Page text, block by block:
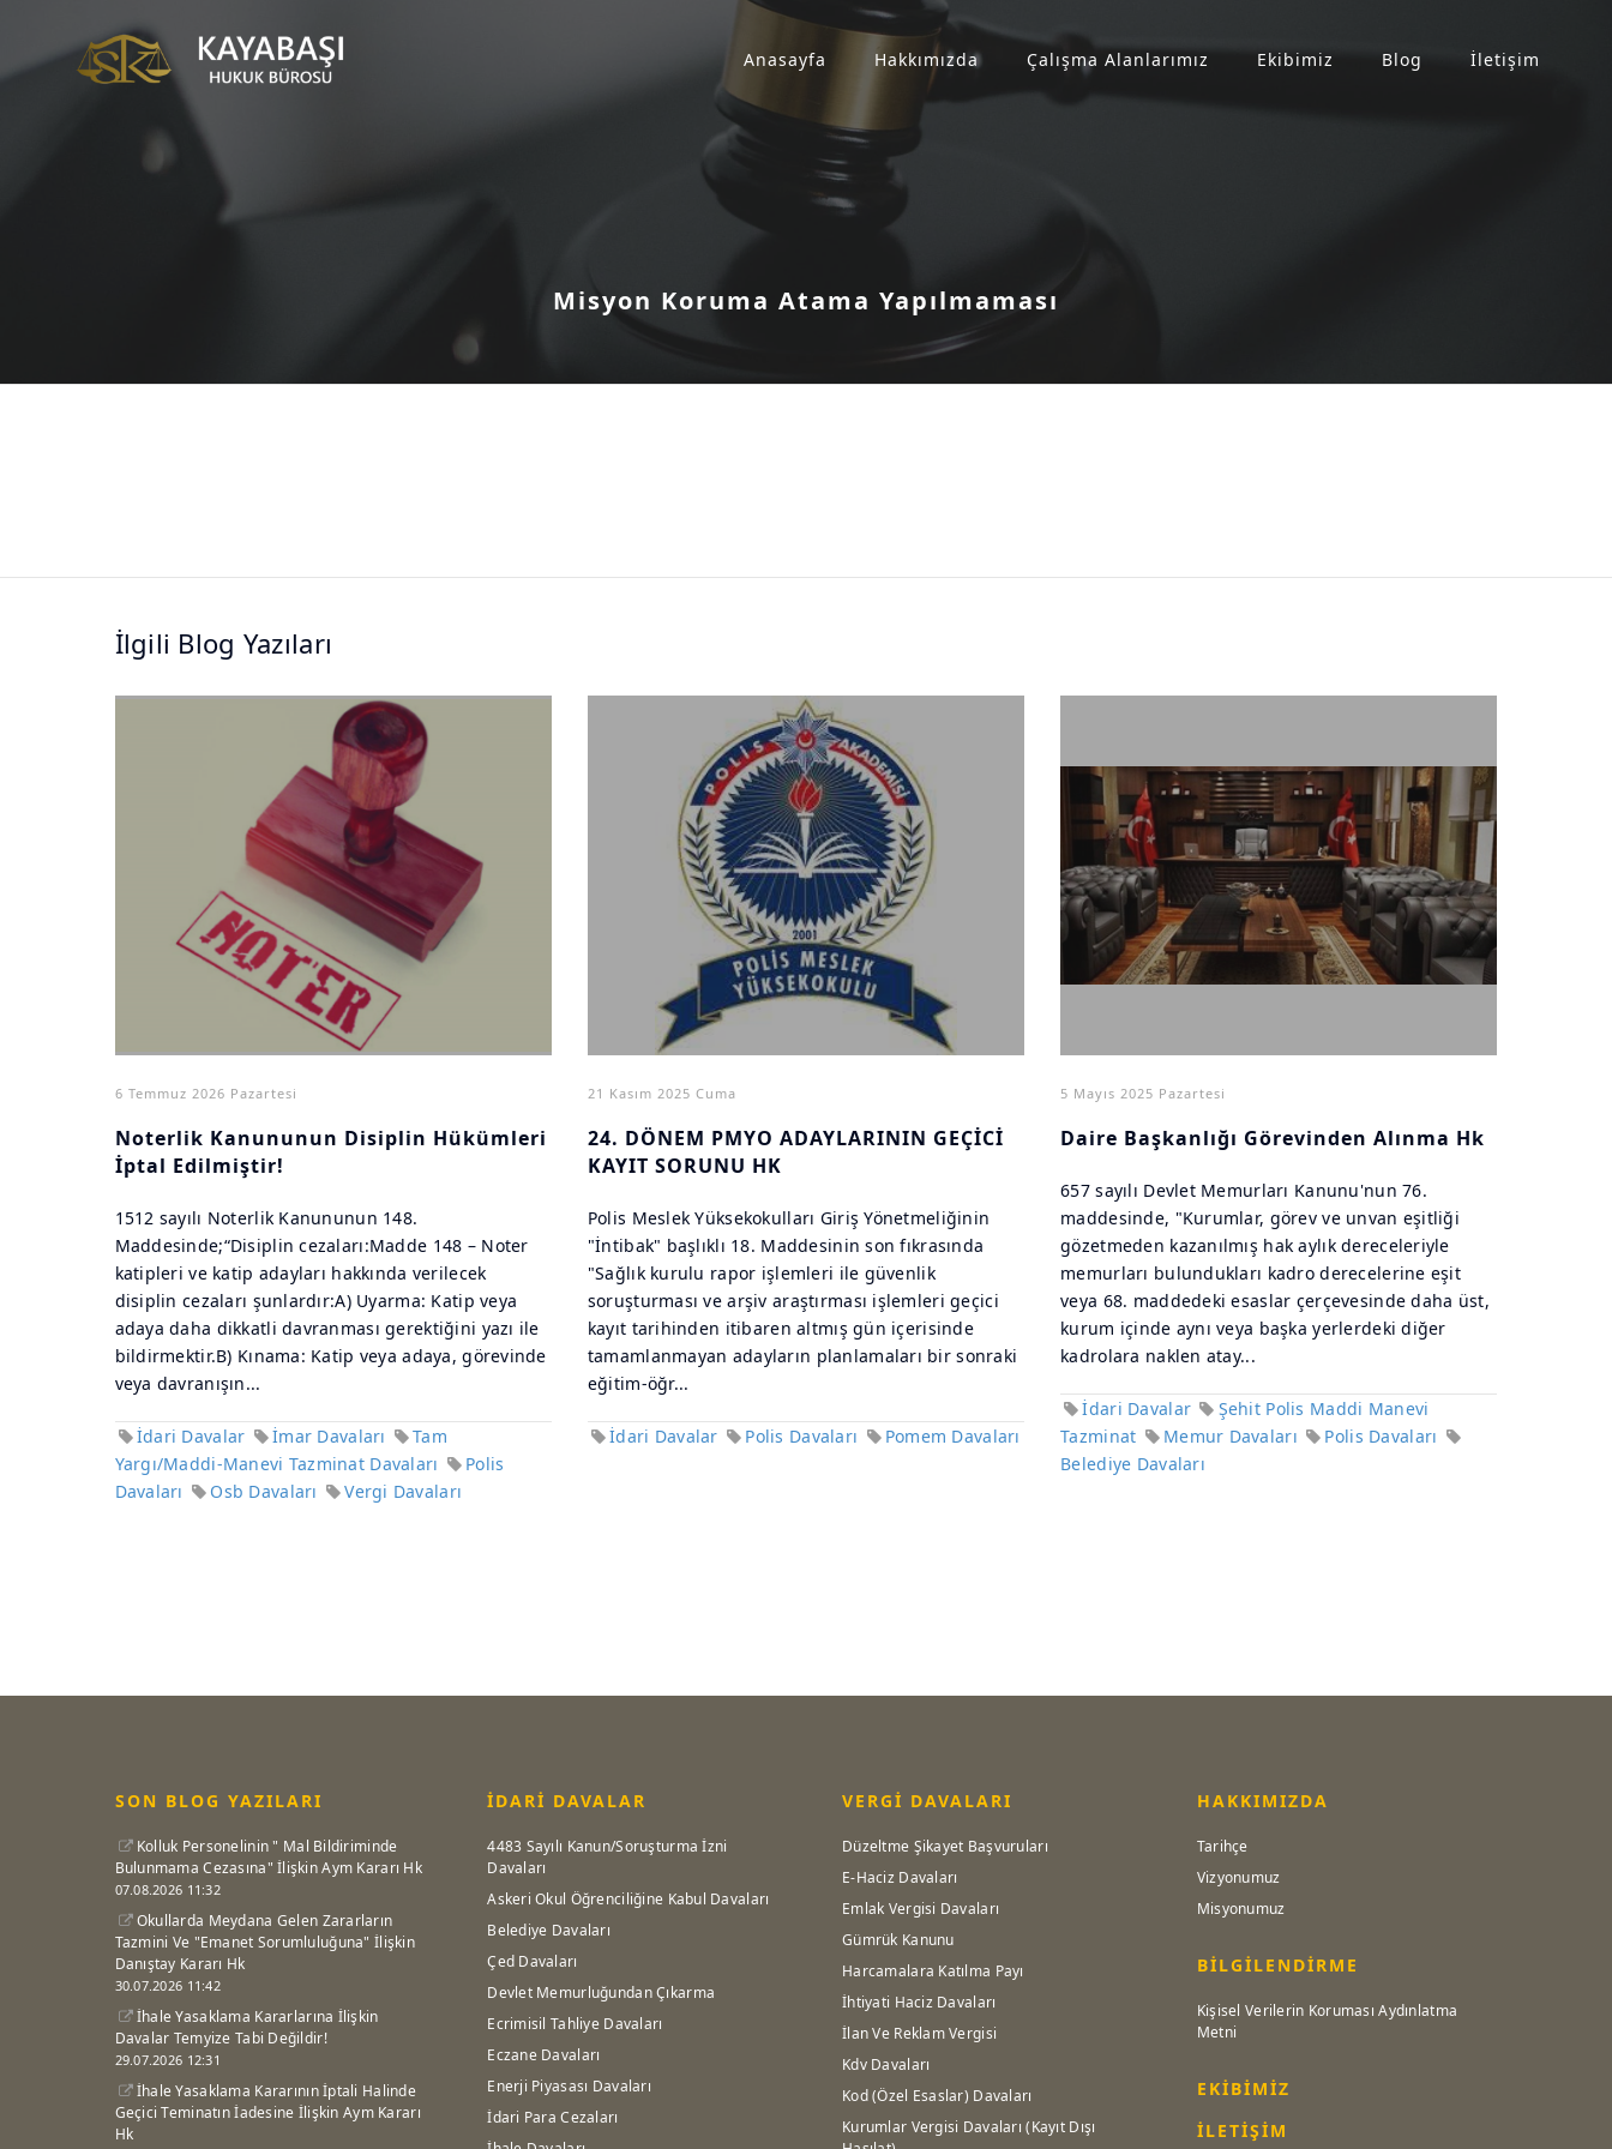
Anasayfa Hakkımızda Çalışma Alanlarımız Ekibimiz Blog İletişim
Misyon Koruma Atama Yapılmaması
İlgili Blog Yazıları
6 Temmuz 2026 Pazartesi
Noterlik Kanununun Disiplin Hükümleri
İptal Edilmiştir!
1512 sayılı Noterlik Kanununun 148.
Maddesinde;“Disiplin cezaları:Madde 148 – Noter
katipleri ve katip adayları hakkında verilecek
disiplin cezaları şunlardır:A) Uyarma: Katip veya
adaya daha dikkatli davranması gerektiğini yazı ile
bildirmektir.B) Kınama: Katip veya adaya, görevinde
veya davranışın...
İdari Davalar İmar Davaları
Tam
Yargı/Maddi-Manevi Tazminat Davaları
Polis
Davaları
Osb Davaları Vergi Davaları
21 Kasım 2025 Cuma
24. DÖNEM PMYO ADAYLARININ GEÇİCİ
KAYIT SORUNU HK
Polis Meslek Yüksekokulları Giriş Yönetmeliğinin
"İntibak" başlıklı 18. Maddesinin son fıkrasında
"Sağlık kurulu rapor işlemleri ile güvenlik
soruşturması ve arşiv araştırması işlemleri geçici
kayıt tarihinden itibaren altmış gün içerisinde
tamamlanmayan adayların planlamaları bir sonraki
eğitim-öğr...
İdari Davalar Polis Davaları Pomem Davaları
5 Mayıs 2025 Pazartesi
Daire Başkanlığı Görevinden Alınma Hk
657 sayılı Devlet Memurları Kanunu'nun 76.
maddesinde, "Kurumlar, görev ve unvan eşitliği
gözetmeden kazanılmış hak aylık dereceleriyle
memurları bulundukları kadro derecelerine eşit
veya 68. maddedeki esaslar çerçevesinde daha üst,
kurum içinde aynı veya başka yerlerdeki diğer
kadrolara naklen atay...
İdari Davalar
Şehit Polis Maddi Manevi
Tazminat
Memur Davaları
Polis Davaları
Belediye Davaları
SON BLOG YAZILARI
Kolluk Personelinin " Mal Bildiriminde
Bulunmama Cezasına" İlişkin Aym Kararı Hk
07.08.2026 11:32
Okullarda Meydana Gelen Zararların
Tazmini Ve "Emanet Sorumluluğuna" İlişkin
Danıştay Kararı Hk
30.07.2026 11:42
İhale Yasaklama Kararlarına İlişkin
Davalar Temyize Tabi Değildir!
29.07.2026 12:31
İhale Yasaklama Kararının İptali Halinde
Geçici Teminatın İadesine İlişkin Aym Kararı
Hk
İDARİ DAVALAR
4483 Sayılı Kanun/Soruşturma İzni
Davaları
Askeri Okul Öğrenciliğine Kabul Davaları
Belediye Davaları
Çed Davaları
Devlet Memurluğundan Çıkarma
Ecrimisil Tahliye Davaları
Eczane Davaları
Enerji Piyasası Davaları
İdari Para Cezaları
VERGİ DAVALARI
Düzeltme Şikayet Başvuruları
E-Haciz Davaları
Emlak Vergisi Davaları
Gümrük Kanunu
Harcamalara Katılma Payı
İhtiyati Haciz Davaları
İlan Ve Reklam Vergisi
Kdv Davaları
Kod (Özel Esaslar) Davaları
Kurumlar Vergisi Davaları (Kayıt Dışı
HAKKIMIZDA
Tarihçe
Vizyonumuz
Misyonumuz
BİLGİLENDİRME
Kişisel Verilerin Koruması Aydınlatma
Metni
EKİBİMİZ
İLETİŞİM